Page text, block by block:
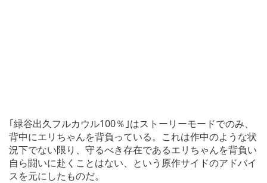
｢緑谷出久フルカウル100％｣はストーリーモードでのみ、
背中にエリちゃんを背負っている。これは作中のような状
況下でない限り、守るべき存在であるエリちゃんを背負い
自ら闘いに赴くことはない、という原作サイドのアドバイ
スを元にしたものだ。